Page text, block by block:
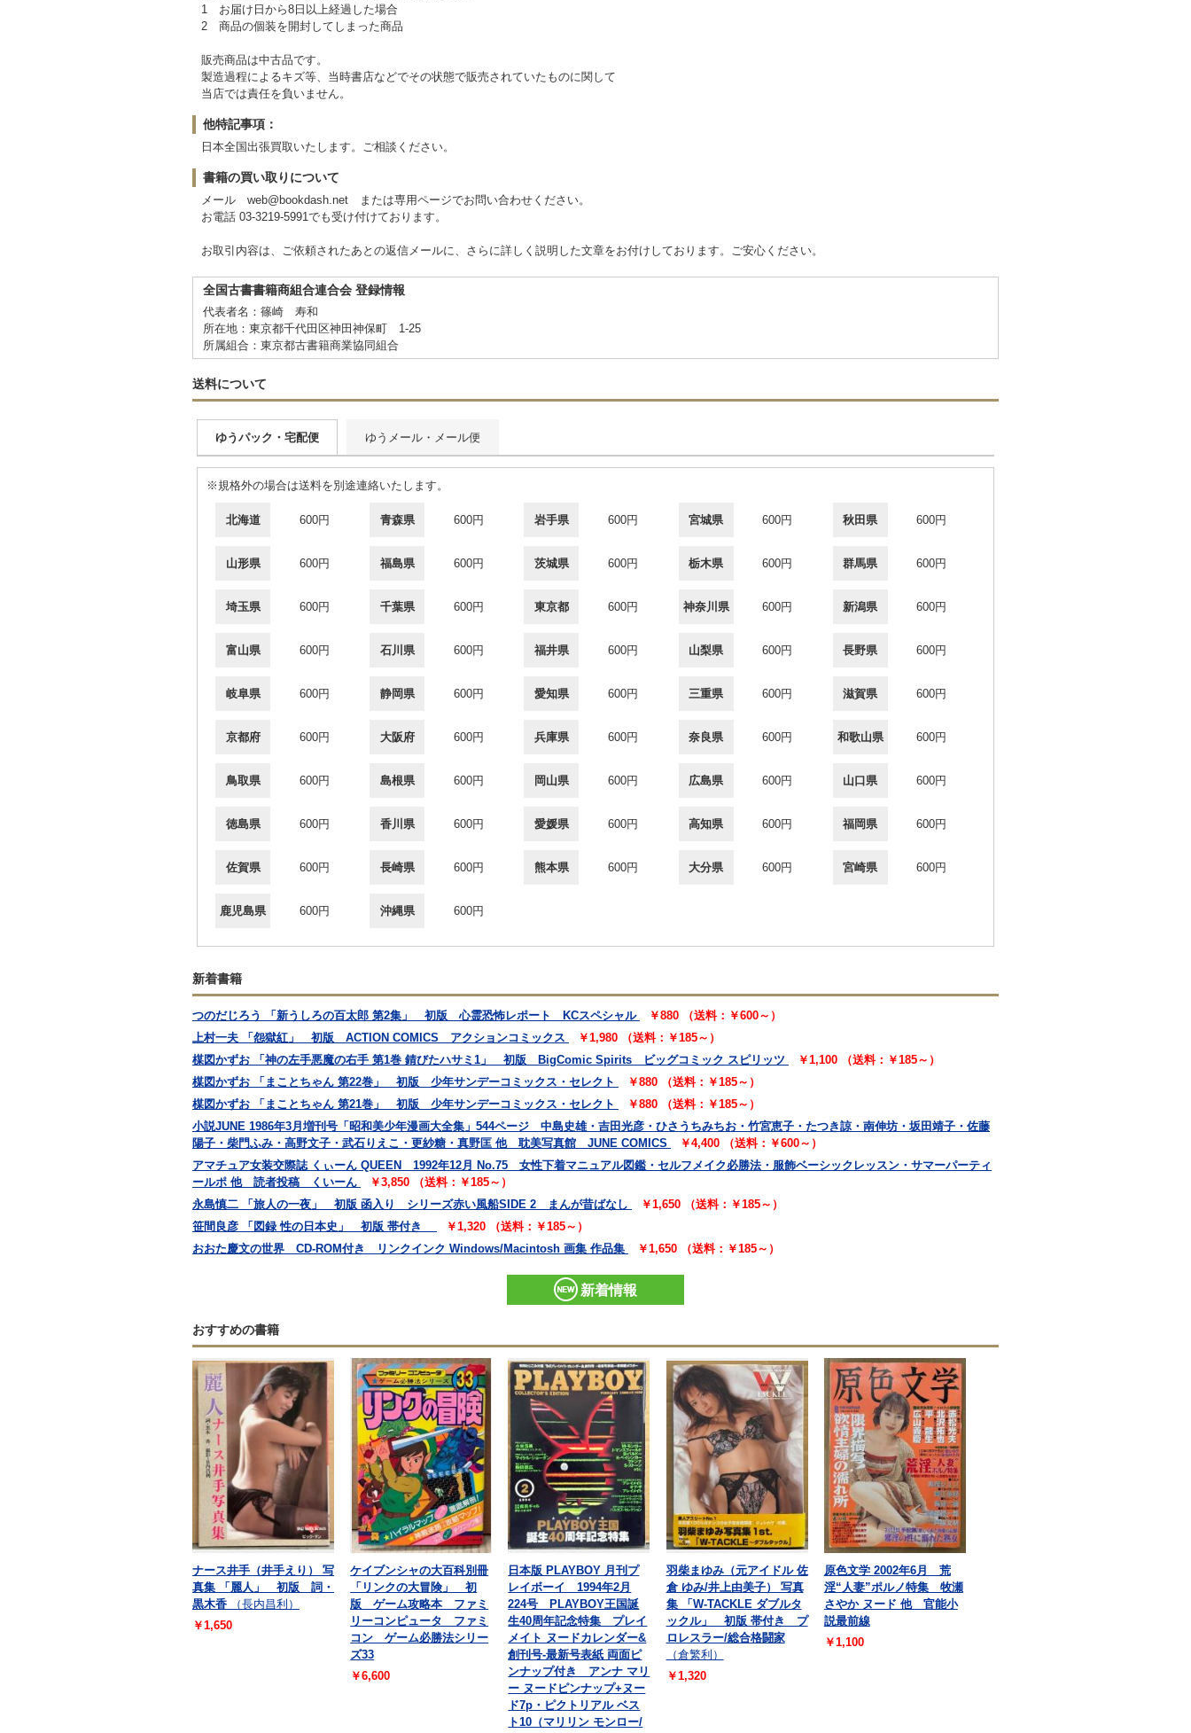
1 お届け日から8日以上経過した場合
2 商品の個装を開封してしまった商品
販売商品は中古品です。
製造過程によるキズ等、当時書店などでその状態で販売されていたものに関して
当店では責任を負いません。
他特記事項：
日本全国出張買取いたします。ご相談ください。
書籍の買い取りについて
メール web@bookdash.net または専用ページでお問い合わせください。
お電話 03-3219-5991でも受け付けております。
お取引内容は、ご依頼されたあとの返信メールに、さらに詳しく説明した文章をお付けしております。ご安心ください。
全国古書書籍商組合連合会 登録情報
代表者名：篠崎 寿和
所在地：東京都千代田区神田神保町 1-25
所属組合：東京都古書籍商業協同組合
送料について
ゆうパック・宅配便 ゆうメール・メール便
※規格外の場合は送料を別途連絡いたします。
北海道 600円 青森県 600円 岩手県 600円 宮城県 600円 秋田県 600円
山形県 600円 福島県 600円 茨城県 600円 栃木県 600円 群馬県 600円
埼玉県 600円 千葉県 600円 東京都 600円 神奈川県 600円 新潟県 600円
富山県 600円 石川県 600円 福井県 600円 山梨県 600円 長野県 600円
岐阜県 600円 静岡県 600円 愛知県 600円 三重県 600円 滋賀県 600円
京都府 600円 大阪府 600円 兵庫県 600円 奈良県 600円 和歌山県 600円
鳥取県 600円 島根県 600円 岡山県 600円 広島県 600円 山口県 600円
徳島県 600円 香川県 600円 愛媛県 600円 高知県 600円 福岡県 600円
佐賀県 600円 長崎県 600円 熊本県 600円 大分県 600円 宮崎県 600円
鹿児島県 600円 沖縄県 600円
新着書籍
つのだじろう 「新うしろの百太郎 第2集」 初版 心霊恐怖レポート KCスペシャル
￥880 （送料：￥600～）
上村一夫 「怨獄紅」 初版 ACTION COMICS アクションコミックス
￥1,980 （送料：￥185～）
楳図かずお 「神の左手悪魔の右手 第1巻 錆びたハサミ1」 初版 BigComic Spirits ビッグコミック スピリッツ
￥1,100 （送料：￥185～）
楳図かずお 「まことちゃん 第22巻」 初版 少年サンデーコミックス・セレクト
￥880 （送料：￥185～）
楳図かずお 「まことちゃん 第21巻」 初版 少年サンデーコミックス・セレクト
￥880 （送料：￥185～）
小説JUNE 1986年3月増刊号「昭和美少年漫画大全集」544ページ 中島史雄・吉田光彦・ひさうちみちお・竹宮恵子・たつき諒・南伸坊・坂田靖子・佐藤
陽子・柴門ふみ・高野文子・武石りえこ・更紗糖・真野匡 他 耽美写真館 JUNE COMICS
￥4,400 （送料：￥600～）
アマチュア女装交際誌 くぃーん QUEEN 1992年12月 No.75 女性下着マニュアル図鑑・セルフメイク必勝法・服飾ベーシックレッスン・サマーパーティ
ールポ 他 読者投稿 くいーん
￥3,850 （送料：￥185～）
永島慎二 「旅人の一夜」 初版 函入り シリーズ赤い風船SIDE 2 まんが昔ばなし
￥1,650 （送料：￥185～）
笹間良彦 「図録 性の日本史」 初版 帯付き
￥1,320 （送料：￥185～）
おおた慶文の世界 CD-ROM付き リンクインク Windows/Macintosh 画集 作品集
￥1,650 （送料：￥185～）
新着情報
おすすめの書籍
ナース井手（井手えり） 写
真集 「麗人」 初版 詞・
黒木香
（長内昌利）
￥1,650
ケイブンシャの大百科別冊
「リンクの大冒険」 初
版 ゲーム攻略本 ファミ
リーコンピュータ ファミ
コン ゲーム必勝法シリー
ズ33
￥6,600
日本版 PLAYBOY 月刊プ
レイボーイ 1994年2月
224号 PLAYBOY王国誕
生40周年記念特集 プレイ
メイト ヌードカレンダー&
創刊号‐最新号表紙 両面ピ
ンナップ付き アンナ マリ
ー ヌードピンナップ+ヌー
ド7p・ピクトリアル ベス
ト10（マリリン モンロー/
羽柴まゆみ（元アイドル 佐
倉 ゆみ/井上由美子） 写真
集 「W-TACKLE ダブルタ
ックル」 初版 帯付き プ
ロレスラー/総合格闘家
（倉繁利）
￥1,320
原色文学 2002年6月 荒
淫“人妻”ポルノ特集 牧瀬
さやか ヌード 他 官能小
説最前線
￥1,100